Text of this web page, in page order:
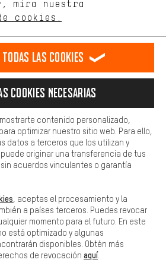
english
EN Deutsch
DE français
FR
de Aquisgrán Programa de afiliados
reportes Reciclaje de baterias
las cookies Ajusta el contraste
son en euros e sin MwSt, más
envío aEstados Unidos.
mira nuestra
cookies.
creamos enlaces a plataformas de redes
proporcionarle más contenido e
a encontrar los productos adecuados.
rápida y sencilla.
aseguran que puedas usar nuestro sitio web.
las cookies
cookies necesarias
contenido personalizado,
optimizar nuestro sitio web. Para ello,
datos a terceros que los utilizan y
originar una transferencia de tus
acuerdos vinculantes o garantía
, aceptas el procesamiento y la
a países terceros. Puedes revocar
momento para el futuro. En este
está optimizado y algunas
disponibles. Obtén más
de revocación aquí.